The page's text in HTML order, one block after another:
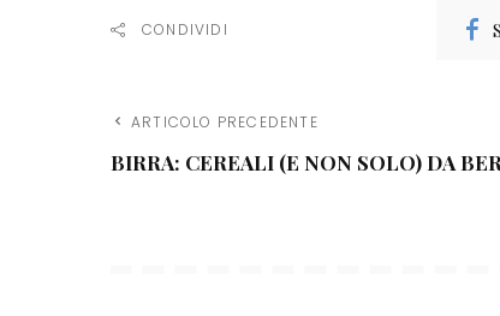
CONDIVIDI
ARTICOLO PRECEDENTE
BIRRA: CEREALI (E NON SOLO) DA